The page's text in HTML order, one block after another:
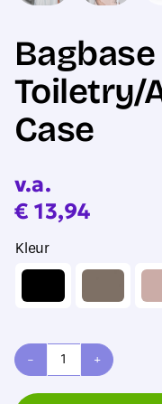
Toiletry/
Case
v.a.
€ 13,94
Kleur
Bagbase